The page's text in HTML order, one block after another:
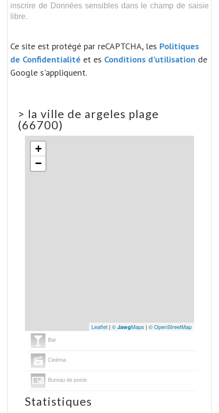
inscrire de Données sensibles dans le champ de saisie
libre.
Ce site est protégé par reCAPTCHA, les Politiques
de Confidentialité et es Conditions d'utilisation de
Google s'appliquent.
> la ville de argeles plage
(66700)
+
−
Leaflet | © JawgMaps | © OpenStreetMap
Bar
Cinéma
Bureau de poste
Statistiques